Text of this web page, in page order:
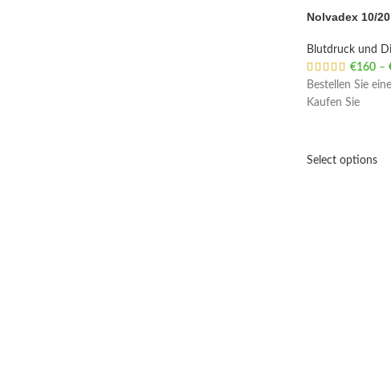
Nolvadex 10/
Blutdruck und
€160 –
Bestellen Sie
Kaufen Sie
Select options